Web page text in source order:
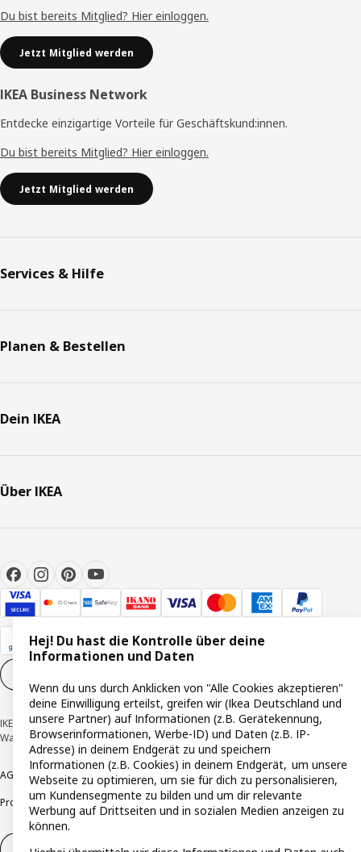
Du bist bereits Mitglied? Hier einloggen.
Jetzt Mitglied werden
IKEA Business Network
Entdecke einzigartige Vorteile für Geschäftskund:innen.
Du bist bereits Mitglied? Hier einloggen.
Jetzt Mitglied werden
Services & Hilfe
Planen & Bestellen
Dein IKEA
Über IKEA
IKEA Deutschland GmbH & Co. KG - Am Wandersmann 2-4, 65719 Hofheim-
Wallau © Inter IKEA Systems B.V. 1999-2026
AGB BarrierefreiheitCookie-RichtlinieDatenschutzerklärungImpressum
ProduktrückrufeResponsible DisclosureVertrauensstelle
Vertrag widerrufen
Hej! Du hast die Kontrolle über deine
Informationen und Daten
Wenn du uns durch Anklicken von "Alle Cookies akzeptieren"
deine Einwilligung erteilst, greifen wir (Ikea Deutschland und
unsere Partner) auf Informationen (z.B. Gerätekennung,
Browserinformationen, Werbe-ID) und Daten (z.B. IP-
Adresse) in deinem Endgerät zu und speichern
Informationen (z.B. Cookies) in deinem Endgerät, um unsere
Webseite zu optimieren, um sie für dich zu personalisieren,
um Kundensegmente zu bilden und um dir relevante
Werbung auf Drittseiten und in sozialen Medien anzeigen zu
können.